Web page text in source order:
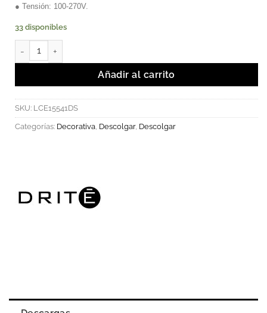
● Tensión: 100-270V.
33 disponibles
Troim - Luminaria Decorativa LED Dorado Smoky cantidad
Añadir al carrito
SKU: LCE15541DS
Categorías: Decorativa Descolgar, Descolgar